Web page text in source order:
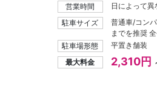
営業時間
日によって異
駐車サイズ
普通車/コン
までを推奨
駐車場形態
平置き舗装
最大料金
2,310円